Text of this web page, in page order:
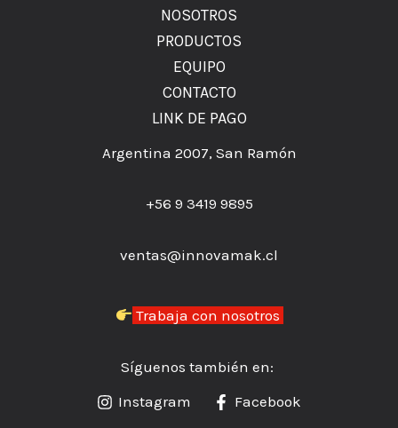
NOSOTROS
PRODUCTOS
EQUIPO
CONTACTO
LINK DE PAGO
Argentina 2007, San Ramón
+56 9 3419 9895
ventas@innovamak.cl
Trabaja con nosotros
Síguenos también en:
Instagram
Facebook